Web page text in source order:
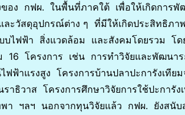
ของ กฟผ. ในพื้นที่ภาคใต้ เพื่อให้เกิดการพั
ละวัสดุอุปกรณ์ต่าง ๆ ที่มีให้เกิดประสิทธิภา
บไฟฟ้า สิ่งแวดล้อม และสังคมโดยรวม โ
โครงการ เช่น การทำวิจัยและพัฒนาร
ฟฟ้าแรงสูง โครงการบ้านปลาปะการังเที
าธิวาส โครงการศึกษาวิจัยการใช้ปะการั
ทพา ฯลฯ นอกจากทุนวิจัยแล้ว กฟผ. ยังสนั